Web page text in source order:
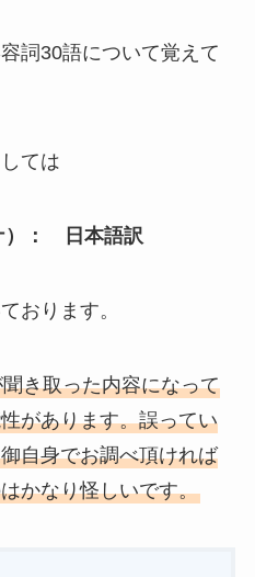
詞30語について覚えて
ては
： 日本語訳
おります。
き取った内容になって
があります。誤ってい
自身でお調べ頂ければ
かなり怪しいです。